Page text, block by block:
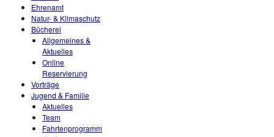
Ehrenamt
Natur- & Klimaschutz
Bücherei
Allgemeines &
Aktuelles
Online
Reservierung
Vorträge
Jugend & Familie
Aktuelles
Team
Fahrtenprogramm